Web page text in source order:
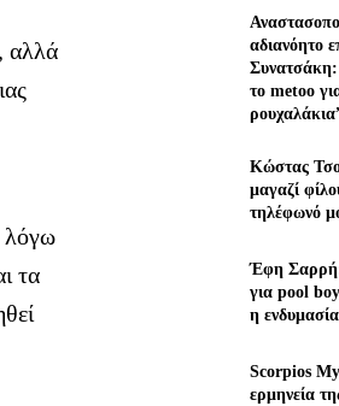
αλλά
λόγω
τα
αδιανόητο
Συνατσάκη:
το metoo
Κώστας
μαγαζί
τηλέφωνό
Έφη
για pool
η
Scorpios
ερμηνεία